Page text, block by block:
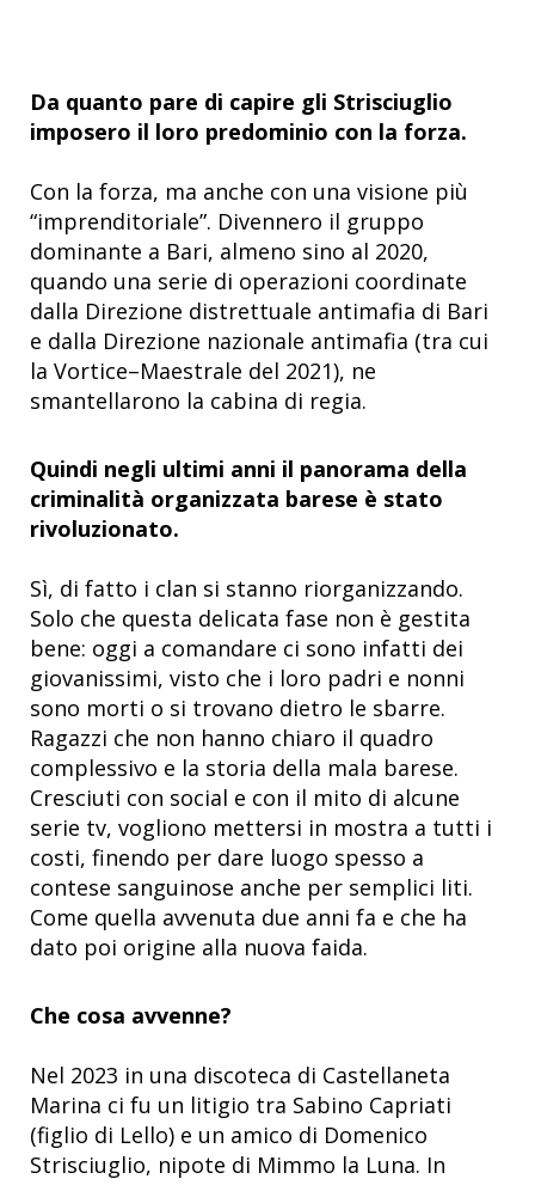
Da quanto pare di capire gli Strisciuglio
imposero il loro predominio con la forza.
Con la forza, ma anche con una visione più
“imprenditoriale”. Divennero il gruppo
dominante a Bari, almeno sino al 2020,
quando una serie di operazioni coordinate
dalla Direzione distrettuale antimafia di Bari
e dalla Direzione nazionale antimafia (tra cui
la Vortice–Maestrale del 2021), ne
smantellarono la cabina di regia.
Quindi negli ultimi anni il panorama della
criminalità organizzata barese è stato
rivoluzionato.
Sì, di fatto i clan si stanno riorganizzando.
Solo che questa delicata fase non è gestita
bene: oggi a comandare ci sono infatti dei
giovanissimi, visto che i loro padri e nonni
sono morti o si trovano dietro le sbarre.
Ragazzi che non hanno chiaro il quadro
complessivo e la storia della mala barese.
Cresciuti con social e con il mito di alcune
serie tv, vogliono mettersi in mostra a tutti i
costi, finendo per dare luogo spesso a
contese sanguinose anche per semplici liti.
Come quella avvenuta due anni fa e che ha
dato poi origine alla nuova faida.
Che cosa avvenne?
Nel 2023 in una discoteca di Castellaneta
Marina ci fu un litigio tra Sabino Capriati
(figlio di Lello) e un amico di Domenico
Strisciuglio, nipote di Mimmo la Luna. In